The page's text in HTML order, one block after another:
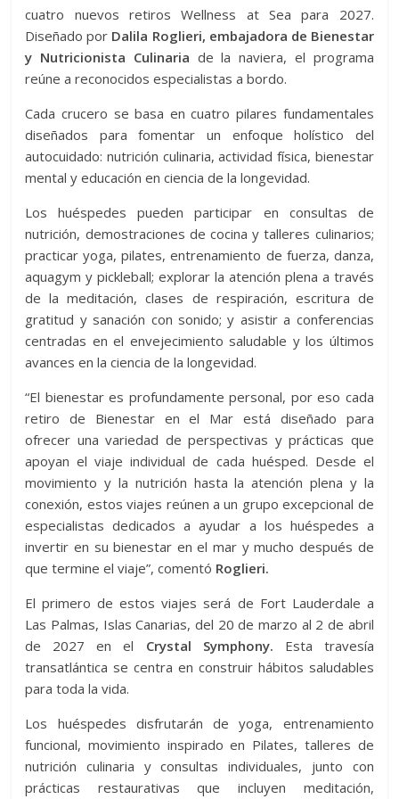
cuatro nuevos retiros Wellness at Sea para 2027.
Diseñado por Dalila Roglieri, embajadora de Bienestar
y Nutricionista Culinaria de la naviera, el programa
reúne a reconocidos especialistas a bordo.
Cada crucero se basa en cuatro pilares fundamentales
diseñados para fomentar un enfoque holístico del
autocuidado: nutrición culinaria, actividad física, bienestar
mental y educación en ciencia de la longevidad.
Los huéspedes pueden participar en consultas de
nutrición, demostraciones de cocina y talleres culinarios;
practicar yoga, pilates, entrenamiento de fuerza, danza,
aquagym y pickleball; explorar la atención plena a través
de la meditación, clases de respiración, escritura de
gratitud y sanación con sonido; y asistir a conferencias
centradas en el envejecimiento saludable y los últimos
avances en la ciencia de la longevidad.
“El bienestar es profundamente personal, por eso cada
retiro de Bienestar en el Mar está diseñado para
ofrecer una variedad de perspectivas y prácticas que
apoyan el viaje individual de cada huésped. Desde el
movimiento y la nutrición hasta la atención plena y la
conexión, estos viajes reúnen a un grupo excepcional de
especialistas dedicados a ayudar a los huéspedes a
invertir en su bienestar en el mar y mucho después de
que termine el viaje”, comentó Roglieri.
El primero de estos viajes será de Fort Lauderdale a
Las Palmas, Islas Canarias, del 20 de marzo al 2 de abril
de 2027 en el Crystal Symphony. Esta travesía
transatlántica se centra en construir hábitos saludables
para toda la vida.
Los huéspedes disfrutarán de yoga, entrenamiento
funcional, movimiento inspirado en Pilates, talleres de
nutrición culinaria y consultas individuales, junto con
prácticas restaurativas que incluyen meditación,